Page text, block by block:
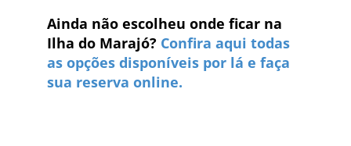
Ainda não escolheu onde ficar na
Ilha do Marajó? Confira aqui todas
as opções disponíveis por lá e faça
sua reserva online.